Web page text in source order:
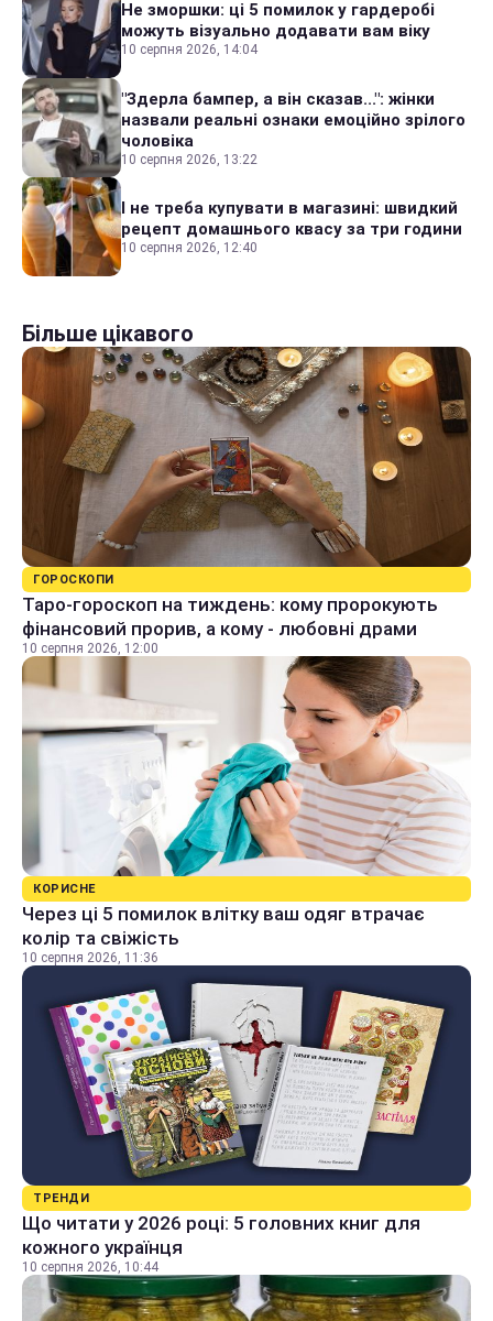
Не зморшки: ці 5 помилок у гардеробі
можуть візуально додавати вам віку
10 серпня 2026, 14:04
"Здерла бампер, а він сказав...": жінки
назвали реальні ознаки емоційно зрілого
чоловіка
10 серпня 2026, 13:22
І не треба купувати в магазині: швидкий
рецепт домашнього квасу за три години
10 серпня 2026, 12:40
Більше цікавого
ГОРОСКОПИ
Таро-гороскоп на тиждень: кому пророкують
фінансовий прорив, а кому - любовні драми
10 серпня 2026, 12:00
КОРИСНЕ
Через ці 5 помилок влітку ваш одяг втрачає
колір та свіжість
10 серпня 2026, 11:36
ТРЕНДИ
Що читати у 2026 році: 5 головних книг для
кожного українця
10 серпня 2026, 10:44